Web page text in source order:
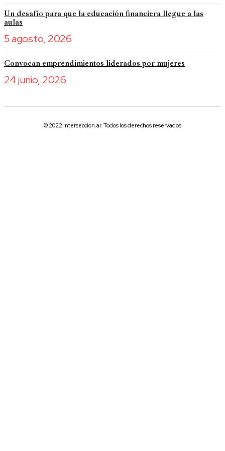
Un desafío para que la educación financiera llegue a las
aulas
5 agosto, 2026
Convocan emprendimientos liderados por mujeres
24 junio, 2026
© 2022 Interseccion.ar. Todos los derechos reservados